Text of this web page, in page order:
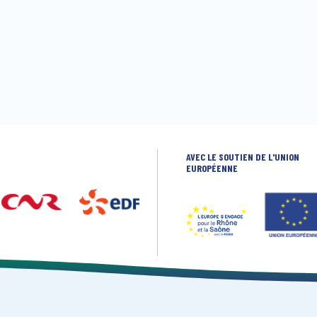
AVEC LE SOUTIEN DE L'UNION
EUROPÉENNE